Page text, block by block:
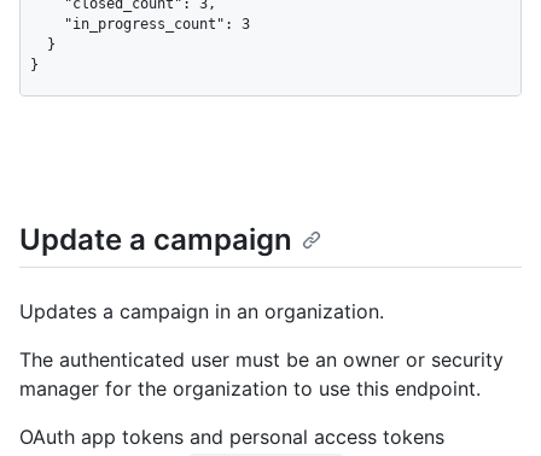
}
Update a campaign
Updates a campaign in an organization.
The authenticated user must be an owner or security
manager for the organization to use this endpoint.
OAuth app tokens and personal access tokens